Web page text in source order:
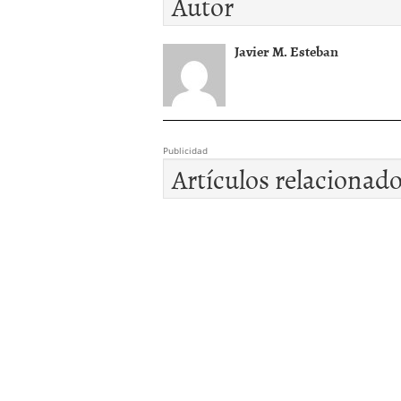
Javier M. Esteban
Publicidad
Artículos